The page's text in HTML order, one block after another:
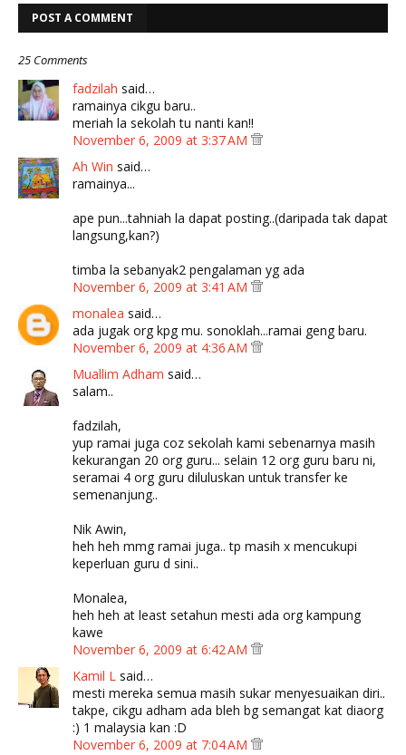
POST A COMMENT
25 Comments
fadzilah said…
ramainya cikgu baru..
meriah la sekolah tu nanti kan!!
November 6, 2009 at 3:37 AM
Ah Win said…
ramainya...
ape pun...tahniah la dapat posting..(daripada tak dapat
langsung,kan?)
timba la sebanyak2 pengalaman yg ada
November 6, 2009 at 3:41 AM
monalea said…
ada jugak org kpg mu. sonoklah...ramai geng baru.
November 6, 2009 at 4:36 AM
Muallim Adham said…
salam..
fadzilah,
yup ramai juga coz sekolah kami sebenarnya masih
kekurangan 20 org guru... selain 12 org guru baru ni,
seramai 4 org guru diluluskan untuk transfer ke
semenanjung..
Nik Awin,
heh heh mmg ramai juga.. tp masih x mencukupi
keperluan guru d sini..
Monalea,
heh heh at least setahun mesti ada org kampung
kawe
November 6, 2009 at 6:42 AM
Kamil L said…
mesti mereka semua masih sukar menyesuaikan diri..
takpe, cikgu adham ada bleh bg semangat kat diaorg
:) 1 malaysia kan :D
November 6, 2009 at 7:04 AM